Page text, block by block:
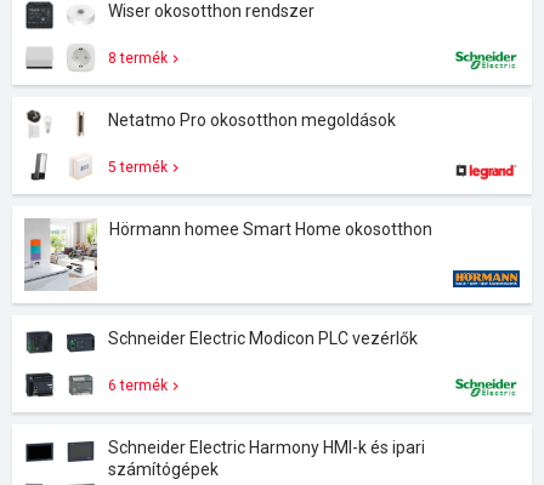
Wiser okosotthon rendszer
8 termék
Netatmo Pro okosotthon megoldások
5 termék
Hörmann homee Smart Home okosotthon
Schneider Electric Modicon PLC vezérlők
6 termék
Schneider Electric Harmony HMI-k és ipari
számítógépek